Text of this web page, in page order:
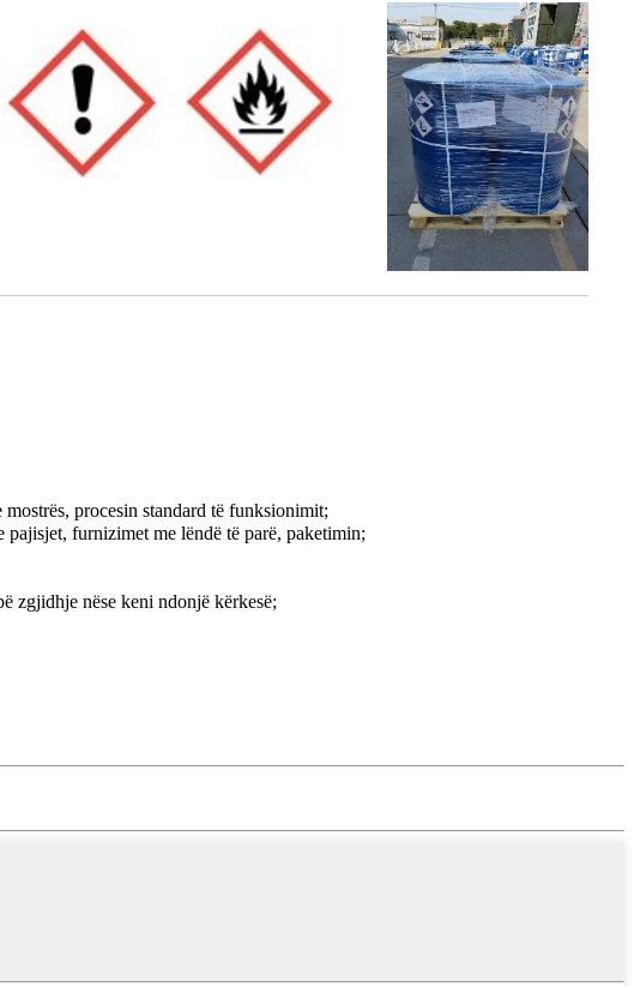
procesin standard të funksionimit;
furnizimet me lëndë të parë, paketimin;
zgjidhje nëse keni ndonjë kërkesë;